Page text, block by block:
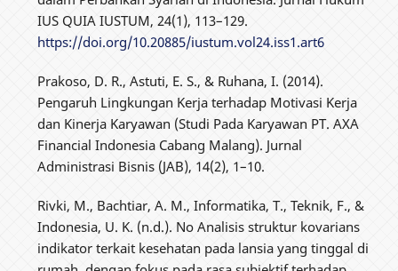
IUS QUIA IUSTUM, 24(1), 113–129.
https://doi.org/10.20885/iustum.vol24.iss1.art6
Prakoso, D. R., Astuti, E. S., & Ruhana, I. (2014).
Pengaruh Lingkungan Kerja terhadap Motivasi Kerja
dan Kinerja Karyawan (Studi Pada Karyawan PT. AXA
Financial Indonesia Cabang Malang). Jurnal
Administrasi Bisnis (JAB), 14(2), 1–10.
Rivki, M., Bachtiar, A. M., Informatika, T., Teknik, F., &
Indonesia, U. K. (n.d.). No Analisis struktur kovarians
indikator terkait kesehatan pada lansia yang tinggal di